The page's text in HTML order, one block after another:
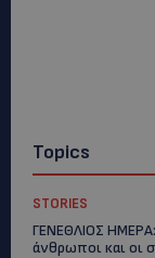
Topics
STORIES
ΓΕΝΕΘΛΙΟΣ ΗΜΕΡΑ:
άνθρωποι και οι